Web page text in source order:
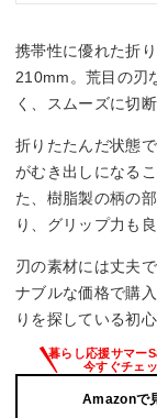
携帯性に優れた折
210mm。荒目の刃
く、スムーズに切断
折りたたんだ状態
がむき出しになる
た、樹脂製の柄の
り、グリップ力も良
刃の素材には丈夫
ナブルな価格で購
りを探している初
Amazonで